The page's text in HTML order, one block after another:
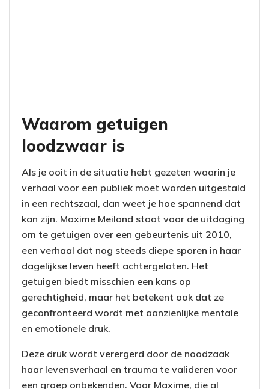
Waarom getuigen
loodzwaar is
Als je ooit in de situatie hebt gezeten waarin je
verhaal voor een publiek moet worden uitgestald
in een rechtszaal, dan weet je hoe spannend dat
kan zijn. Maxime Meiland staat voor de uitdaging
om te getuigen over een gebeurtenis uit 2010,
een verhaal dat nog steeds diepe sporen in haar
dagelijkse leven heeft achtergelaten. Het
getuigen biedt misschien een kans op
gerechtigheid, maar het betekent ook dat ze
geconfronteerd wordt met aanzienlijke mentale
en emotionele druk.
Deze druk wordt verergerd door de noodzaak
haar levensverhaal en trauma te valideren voor
een groep onbekenden. Voor Maxime, die al